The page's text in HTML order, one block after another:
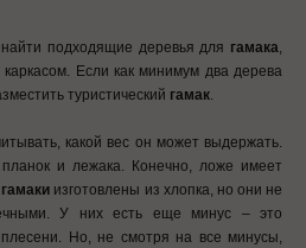
подходящие деревья для гамака,
Если как минимум два дерева
туристический гамак.
какой вес он может выдержать.
и лежака. Конечно, ложе имеет
гамаки изготовлены из хлопка, но они не
У них есть еще минус – это
плесени. Но, не смотря на все минусы,